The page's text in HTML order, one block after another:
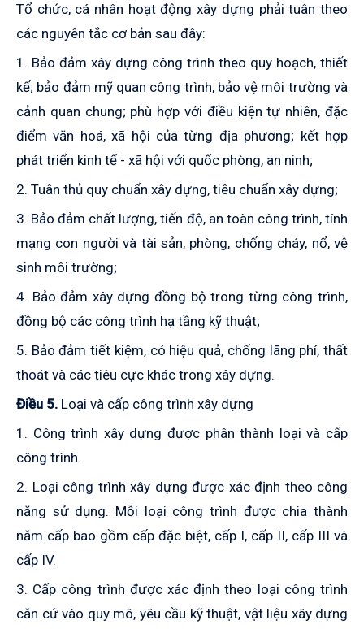
Tổ chức, cá nhân hoạt động xây dựng phải tuân theo
các nguyên tắc cơ bản sau đây:
1. Bảo đảm xây dựng công trình theo quy hoạch, thiết
kế; bảo đảm mỹ quan công trình, bảo vệ môi trường và
cảnh quan chung; phù hợp với điều kiện tự nhiên, đặc
điểm văn hoá, xã hội của từng địa phương; kết hợp
phát triển kinh tế - xã hội với quốc phòng, an ninh;
2. Tuân thủ quy chuẩn xây dựng, tiêu chuẩn xây dựng;
3. Bảo đảm chất lượng, tiến độ, an toàn công trình, tính
mạng con người và tài sản, phòng, chống cháy, nổ, vệ
sinh môi trường;
4. Bảo đảm xây dựng đồng bộ trong từng công trình,
đồng bộ các công trình hạ tầng kỹ thuật;
5. Bảo đảm tiết kiệm, có hiệu quả, chống lãng phí, thất
thoát và các tiêu cực khác trong xây dựng.
Điều 5. Loại và cấp công trình xây dựng
1. Công trình xây dựng được phân thành loại và cấp
công trình.
2. Loại công trình xây dựng được xác định theo công
năng sử dụng. Mỗi loại công trình được chia thành
năm cấp bao gồm cấp đặc biệt, cấp I, cấp II, cấp III và
cấp IV.
3. Cấp công trình được xác định theo loại công trình
căn cứ vào quy mô, yêu cầu kỹ thuật, vật liệu xây dựng